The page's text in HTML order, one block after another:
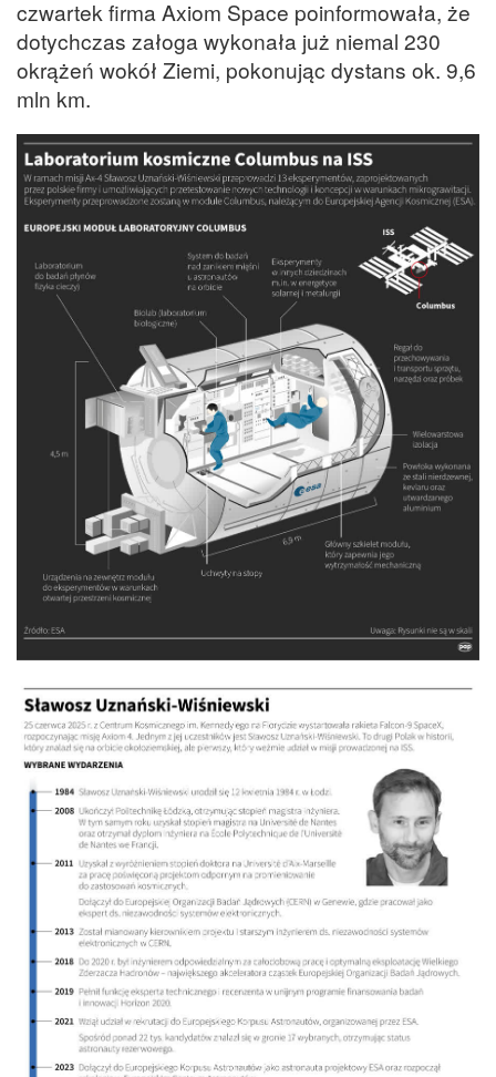
czwartek firma Axiom Space poinformowała, że
dotychczas załoga wykonała już niemal 230
okrążeń wokół Ziemi, pokonując dystans ok. 9,6
mln km.